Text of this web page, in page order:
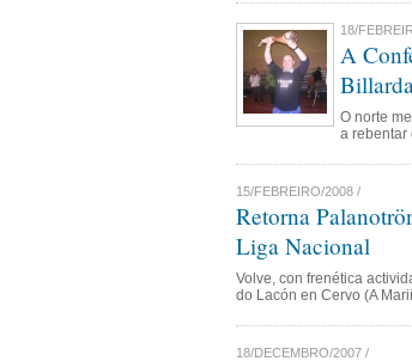
18/
A
O norte
a rebentar
15/FEBREIRO/2008 /
Retorna
Liga Nacional
Volve, con frenética
do Lacón en Cervo (A
18/DECEMBRO/2007 /